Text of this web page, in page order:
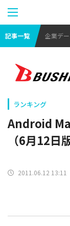
記事一覧 企業デ
ランキング
Android
（6月12日
2011.06.12 13:11